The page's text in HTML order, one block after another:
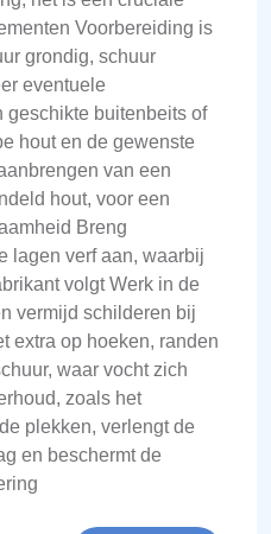
Voorbereiding is
grondig, schuur
eventuele
geschikte buitenbeits of
hout en de gewenste
van een
hout, voor een
Breng
lagen verf aan, waarbij
volgt Werk in de
vermijd schilderen bij
extra op hoeken, randen
waar vocht zich
zoals het
plekken, verlengt de
en beschermt de